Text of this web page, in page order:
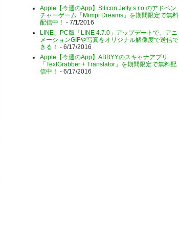
Apple【今週のApp】Silicon Jelly s.r.o.のアドベン
チャーゲーム「Mimpi Dreams」を期間限定で無料
配信中！ - 7/1/2016
LINE、PC版「LINE 4.7.0」アップデートで、アニ
メーションGIFや写真をオリジナル解像度で送信で
きる！ - 6/17/2016
Apple【今週のApp】ABBYYのスキャナアプリ
「TextGrabber + Translator」を期間限定で無料配
信中！ - 6/17/2016